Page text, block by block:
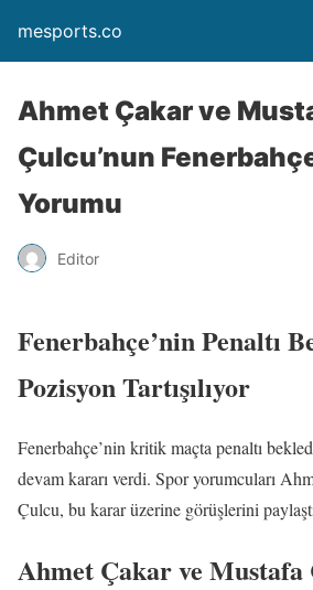
mesports.co
Ahmet Çakar ve
Çulcu’nun
Yorumu
Editor
Fenerbahçe’nin Penaltı
Pozisyon Tartışılıyor
Fenerbahçe’nin kritik maçta penaltı
devam kararı verdi. Spor yorumcuları
Çulcu, bu karar üzerine görüşlerini
Ahmet Çakar ve Mustafa